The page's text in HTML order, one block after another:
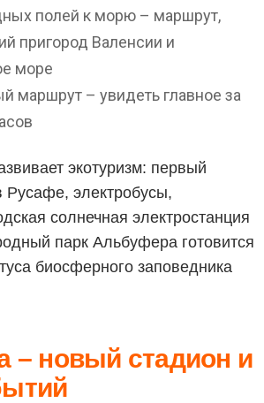
полей к морю – маршрут,
пригород Валенсии и
море
маршрут – увидеть главное за
экотуризм: первый
Русафе, электробусы,
солнечная электростанция
парк Альбуфера готовится
биосферного заповедника
– новый стадион и